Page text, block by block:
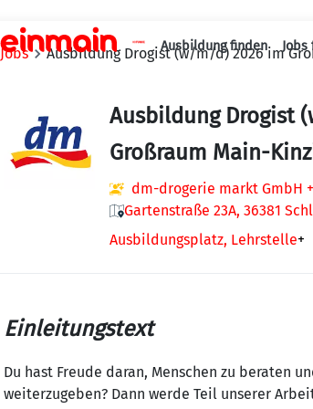
Ausbildung finden Jobs
Jobs Ausbildung Drogist (w/m/d) 2026 im
Ausbildung Drogist
Großraum Main-
dm-drogerie markt GmbH +
Gartenstraße 23A, 36381
Ausbildungsplatz, Lehrstelle+
Einleitungstext
Du hast Freude daran, Menschen zu beraten
weiterzugeben? Dann werde Teil unserer